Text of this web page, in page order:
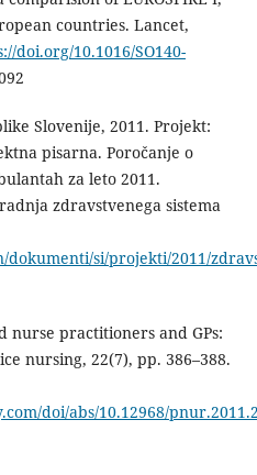
countries. Lancet,
doi.org/10.1016/SO140-
Slovenije, 2011. Projekt:
pisarna. Poročanje o
za leto 2011.
zdravstvenega sistema
si/projekti/2011/
nurse practitioners and GPs:
nursing, 22(7), pp. 386–388.
doi/abs/10.12968/